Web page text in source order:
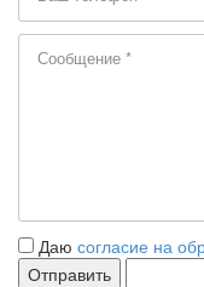
Даю согласие на